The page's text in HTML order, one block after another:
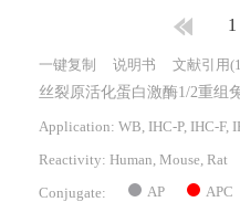
1
一键复制 说明书 文献引用
丝裂原活化蛋白激酶1/2重组
Application: WB, IHC-P, IHC-F,
Reactivity: Human, Mouse, Rat
Conjugate: AP APC